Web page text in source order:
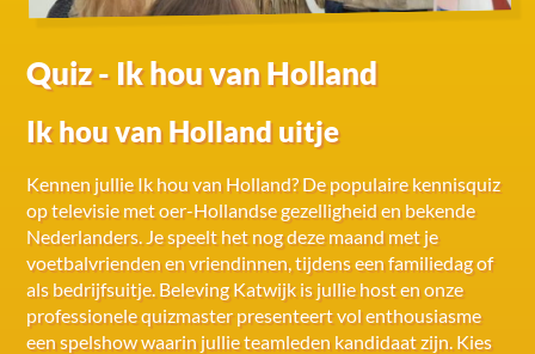
Quiz - Ik hou van Holland
Ik hou van Holland uitje
Kennen jullie Ik hou van Holland? De populaire kennisquiz
op televisie met oer-Hollandse gezelligheid en bekende
Nederlanders. Je speelt het nog deze maand met je
voetbalvrienden en vriendinnen, tijdens een familiedag of
als bedrijfsuitje. Beleving Katwijk is jullie host en onze
professionele quizmaster presenteert vol enthousiasme
een spelshow waarin jullie teamleden kandidaat zijn. Kies